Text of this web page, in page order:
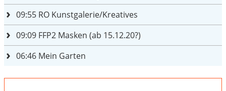
09:55 RO Kunstgalerie/Kreatives
09:09 FFP2 Masken (ab 15.12.20?)
06:46 Mein Garten